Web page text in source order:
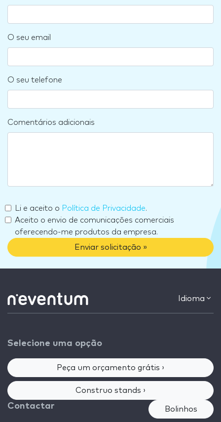
O seu email
O seu telefone
Comentários adicionais
Li e aceito o Política de Privacidade.
Aceito o envio de comunicações comerciais
oferecendo-me produtos da empresa.
Enviar solicitação »
Idioma
Selecione uma opção
Peça um orçamento grátis ›
Construo stands ›
Contactar Bolinhos